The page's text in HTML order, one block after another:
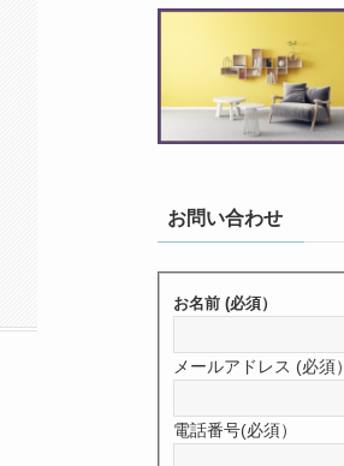
お問い合わせ
お名前 (必須）
メールアドレス (必須）
電話番号(必須）